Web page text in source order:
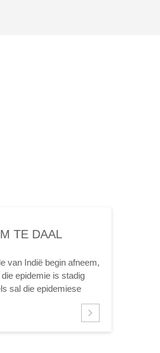
TE DAAL
van Indië begin afneem,
epidemie is stadig
sal die epidemiese